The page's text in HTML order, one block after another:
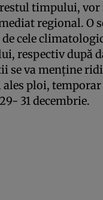
timpului, vor
regional. O
cele
respectiv după
se va menţine
ploi,
31 decembrie.